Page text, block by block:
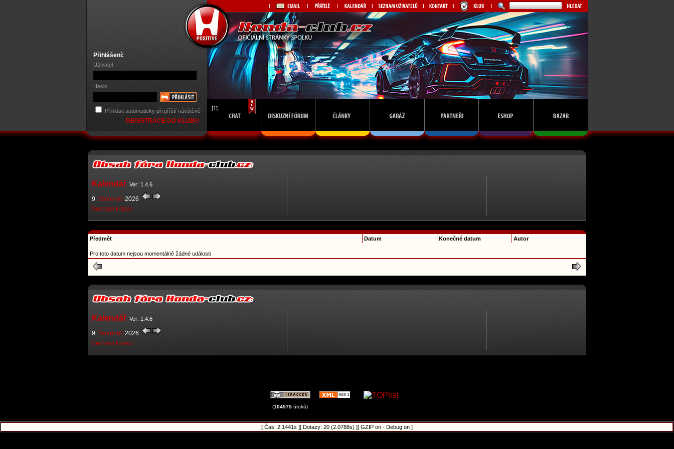
Přihlášení:
Uživatel
Heslo
Přihlásit automaticky při příští návštěvě
REGISTRACE DO KLUBU
[1]
Kalendář Ver: 1.4.6
9 červenec 2026
Seznam k tisku
Předmět Datum Konečné datum Autor
Pro toto datum nejsou momentálně žádné události
Kalendář Ver: 1.4.6
9 červenec 2026
Seznam k tisku
(104575 útoků)
[ Čas: 2.1441s ][ Dotazy: 20 (2.0788s) ][ GZIP on - Debug on ]